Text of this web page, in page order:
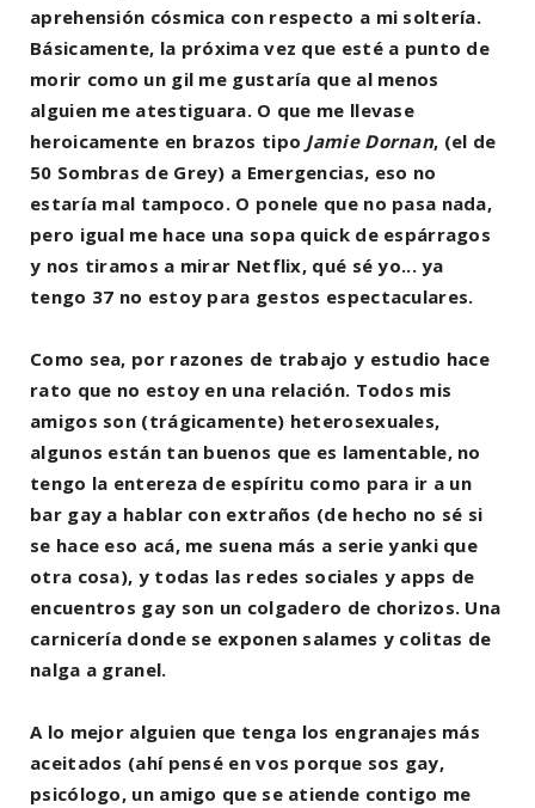
aprehensión cósmica con respecto a mi soltería.
Básicamente, la próxima vez que esté a punto de
morir como un gil me gustaría que al menos
alguien me atestiguara. O que me llevase
heroicamente en brazos tipo Jamie Dornan, (el de
50 Sombras de Grey) a Emergencias, eso no
estaría mal tampoco. O ponele que no pasa nada,
pero igual me hace una sopa quick de espárragos
y nos tiramos a mirar Netflix, qué sé yo... ya
tengo 37 no estoy para gestos espectaculares.
Como sea, por razones de trabajo y estudio hace
rato que no estoy en una relación. Todos mis
amigos son (trágicamente) heterosexuales,
algunos están tan buenos que es lamentable, no
tengo la entereza de espíritu como para ir a un
bar gay a hablar con extraños (de hecho no sé si
se hace eso acá, me suena más a serie yanki que
otra cosa), y todas las redes sociales y apps de
encuentros gay son un colgadero de chorizos. Una
carnicería donde se exponen salames y colitas de
nalga a granel.
A lo mejor alguien que tenga los engranajes más
aceitados (ahí pensé en vos porque sos gay,
psicólogo, un amigo que se atiende contigo me